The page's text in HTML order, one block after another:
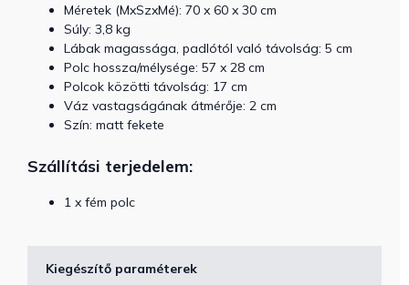
Méretek (MxSzxMé): 70 x 60 x 30 cm
Súly: 3,8 kg
Lábak magassága, padlótól való távolság: 5 cm
Polc hossza/mélysége: 57 x 28 cm
Polcok közötti távolság: 17 cm
Váz vastagságának átmérője: 2 cm
Szín: matt fekete
Szállítási terjedelem:
1 x fém polc
Kiegészítő paraméterek